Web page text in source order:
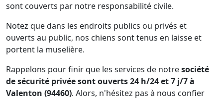
sont couverts par notre responsabilité civile.
Notez que dans les endroits publics ou privés et
ouverts au public, nos chiens sont tenus en laisse et
portent la muselière.
Rappelons pour finir que les services de notresociété
de sécurité privée sont ouverts 24 h/24 et 7 j/7 à
Valenton (94460). Alors, n'hésitez pas à nous confier